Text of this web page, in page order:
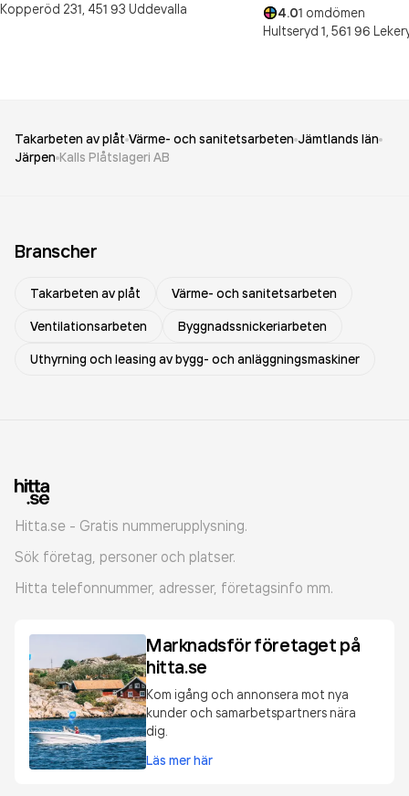
Kopperöd 231, 451 93 Uddevalla 4.01 omdömen
Hultseryd 1, 561 96
Takarbeten av plåt Värme- och sanitetsarbeten Jämtlands län
Järpen Kalls Plåtslageri AB
Branscher
Takarbeten av plåt
Värme- och sanitetsarbeten
Ventilationsarbeten
Byggnadssnickeriarbeten
Uthyrning och leasing av bygg- och anläggningsmaskiner
Hitta.se - Gratis nummerupplysning.
Sök företag, personer och platser.
Hitta telefonnummer, adresser, företagsinfo mm.
Marknadsför företaget på
hitta.se
Kom igång och annonsera mot nya
kunder och samarbetspartners nära
dig.
Läs mer här